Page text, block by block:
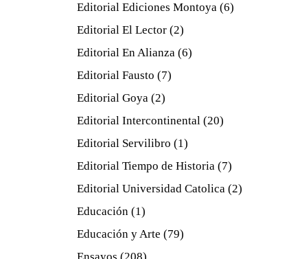
Editorial Ediciones Montoya (6)
Editorial El Lector (2)
Editorial En Alianza (6)
Editorial Fausto (7)
Editorial Goya (2)
Editorial Intercontinental (20)
Editorial Servilibro (1)
Editorial Tiempo de Historia (7)
Editorial Universidad Catolica (2)
Educación (1)
Educación y Arte (79)